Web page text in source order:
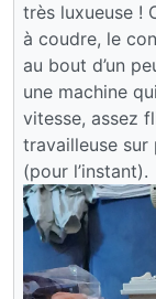
très luxueuse !
à coudre, le
au bout d’un
une machine
vitesse, assez
travailleuse
(pour l’instant).